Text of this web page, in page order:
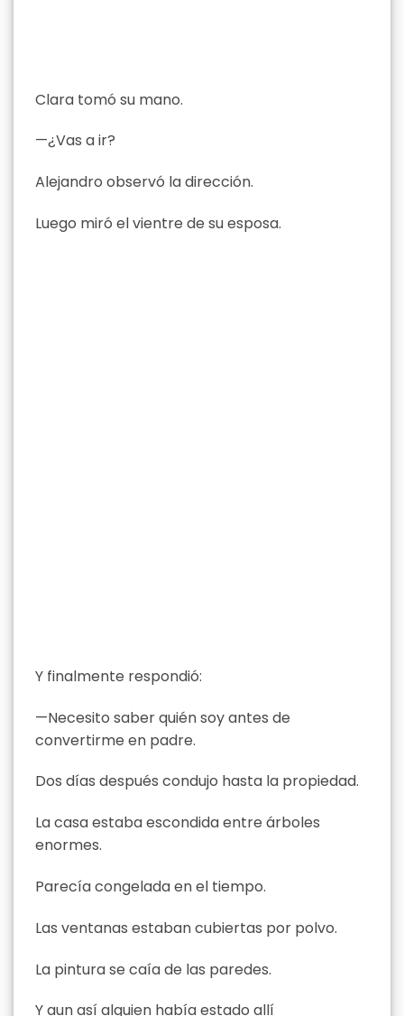
Clara tomó su mano.
—¿Vas a ir?
Alejandro observó la dirección.
Luego miró el vientre de su esposa.
Y finalmente respondió:
—Necesito saber quién soy antes de
convertirme en padre.
Dos días después condujo hasta la propiedad.
La casa estaba escondida entre árboles
enormes.
Parecía congelada en el tiempo.
Las ventanas estaban cubiertas por polvo.
La pintura se caía de las paredes.
Y aun así alguien había estado allí